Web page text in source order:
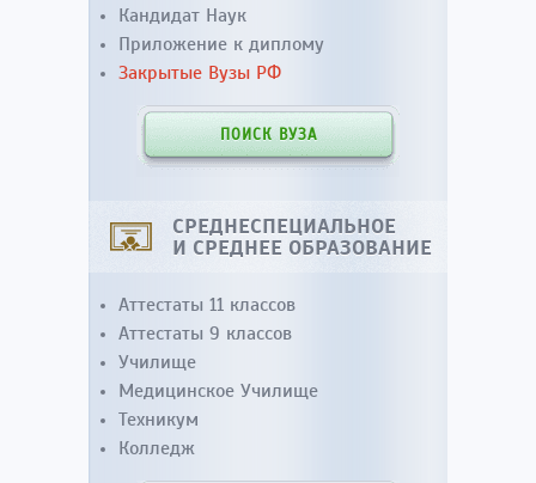
Кандидат Наук
Приложение к диплому
Закрытые Вузы РФ
ПОИСК ВУЗА
СРЕДНЕСПЕЦИАЛЬНОЕ
И СРЕДНЕЕ ОБРАЗОВАНИЕ
Аттестаты 11 классов
Аттестаты 9 классов
Училище
Медицинское Училище
Техникум
Колледж